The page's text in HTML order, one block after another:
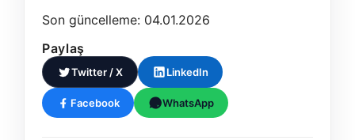
Son güncelleme: 04.01.2026
Paylaş
Twitter / X LinkedIn
Facebook WhatsApp